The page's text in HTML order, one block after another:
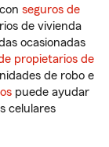
seguros de
de vivienda
ocasionadas
propietarios de
de robo e
puede ayudar
celulares